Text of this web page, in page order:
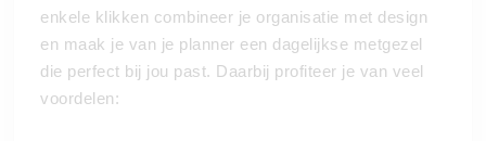
enkele klikken combineer je organisatie met design
en maak je van je planner een dagelijkse metgezel
die perfect bij jou past. Daarbij profiteer je van veel
voordelen: